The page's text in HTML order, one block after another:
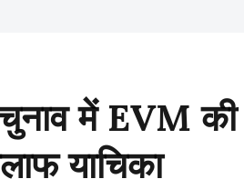
चुनाव में EVM की
याचिका